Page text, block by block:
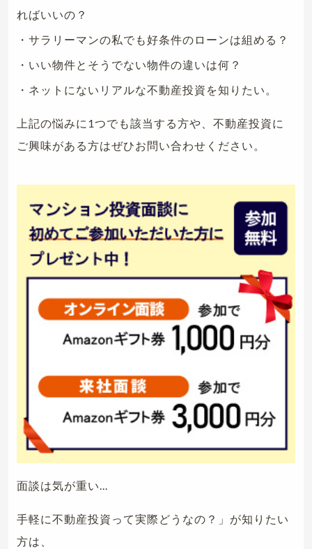
ればいいの？
・サラリーマンの私でも好条件のローンは組める？
・いい物件とそうでない物件の違いは何？
・ネットにないリアルな不動産投資を知りたい。
上記の悩みに1つでも該当する方や、不動産投資に
ご興味がある方はぜひお問い合わせください。
面談は気が重い...
手軽に不動産投資って実際どうなの？」が知りたい
方は、